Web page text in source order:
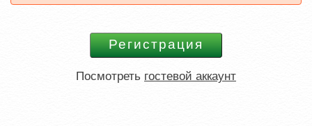
Посмотреть гостевой аккаунт